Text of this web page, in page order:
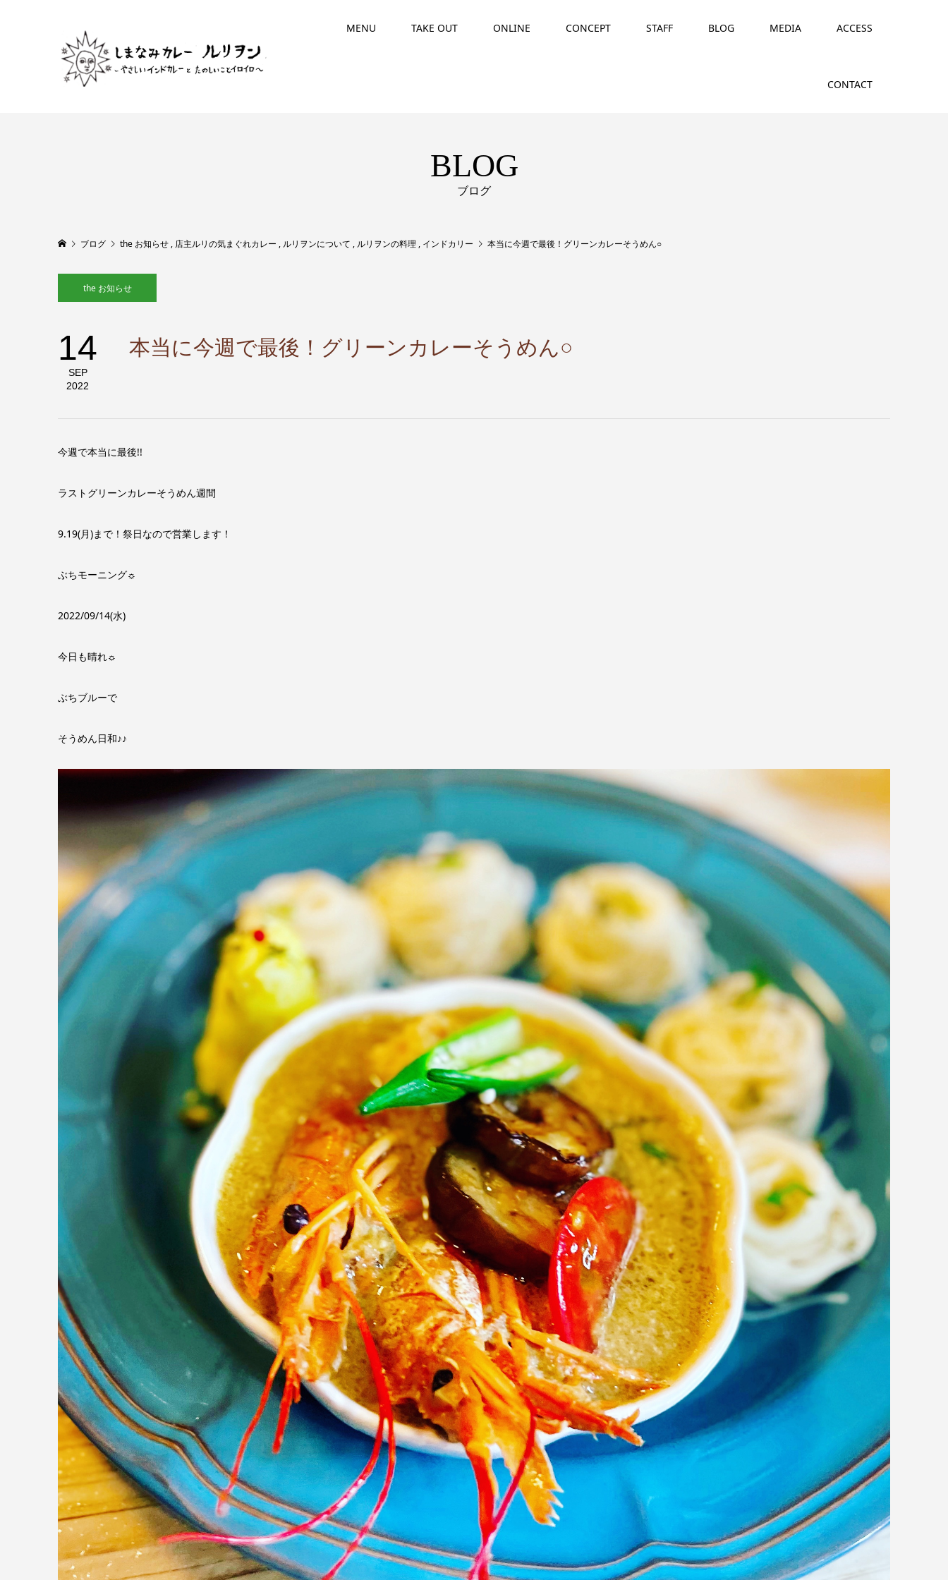
MENU TAKE OUT ONLINE CONCEPT STAFF BLOG MEDIA ACCESS
CONTACT
BLOG
ブログ
ブログ the お知らせ , 店主ルリの気まぐれカレー , ルリヲンについて , ルリヲンの料理 , インドカリー 本当に今週で最後！グリーンカレーそうめん○
the お知らせ
14
SEP
2022
本当に今週で最後！グリーンカレーそうめん○
今週で本当に最後!!
ラストグリーンカレーそうめん週間
9.19(月)まで！祭日なので営業します！
ぶちモーニング☼
2022/09/14(水)
今日も晴れ☼
ぶちブルーで
そうめん日和♪♪